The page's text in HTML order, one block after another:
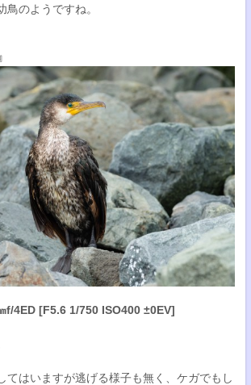
のようですね。
4ED [F5.6 1/750 ISO400 ±0EV]
てはいますが逃げる様子も無く、ケガでもし